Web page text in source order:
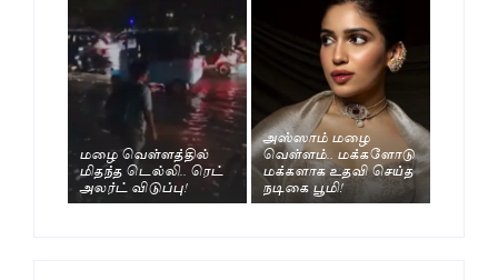
மழை வெள்ளத்தில்
மிதந்த டெல்லி.. ரெட்
அலர்ட் விடுப்பு!
அஸ்ஸாம் மழை
வெள்ளம்.. மக்களோடு
மக்களாக உதவி செய்த
நடிகை பூமி!